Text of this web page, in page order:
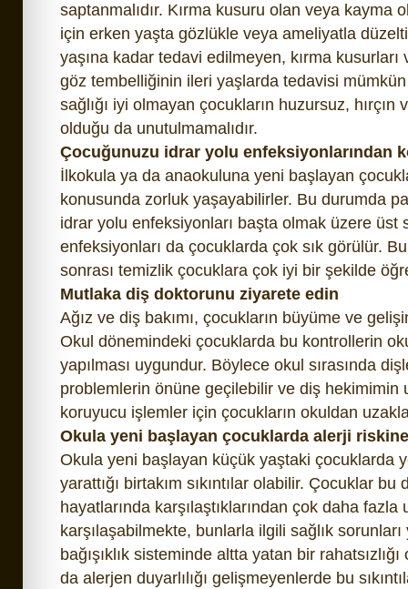
saptanmalıdır. Kırma kusuru olan veya kayma
için erken yaşta gözlükle veya ameliyatla
yaşına kadar tedavi edilmeyen, kırma kusurları
göz tembelliğinin ileri yaşlarda tedavisi
sağlığı iyi olmayan çocukların huzursuz, hırçın
olduğu da unutulmamalıdır.
Çocuğunuzu idrar yolu enfeksiyonlarından
İlkokula ya da anaokuluna yeni başlayan
konusunda zorluk yaşayabilirler. Bu durumda
idrar yolu enfeksiyonları başta olmak üzere üst
enfeksiyonları da çocuklarda çok sık görülür.
sonrası temizlik çocuklara çok iyi bir şekilde
Mutlaka diş doktorunu ziyarete edin
Ağız ve diş bakımı, çocukların büyüme ve
Okul dönemindeki çocuklarda bu kontrollerin
yapılması uygundur. Böylece okul sırasında
problemlerin önüne geçilebilir ve diş hekimimin
koruyucu işlemler için çocukların okuldan
Okula yeni başlayan çocuklarda alerji
Okula yeni başlayan küçük yaştaki çocuklarda
yarattığı birtakım sıkıntılar olabilir. Çocuklar
hayatlarında karşılaştıklarından çok daha fazla
karşılaşabilmekte, bunlarla ilgili sağlık
bağışıklık sisteminde altta yatan bir
da alerjen duyarlılığı gelişmeyenlerde bu